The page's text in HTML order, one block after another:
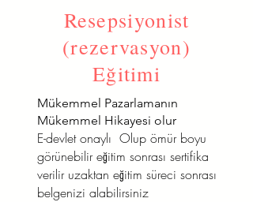
Resepsiyonist
(rezervasyon)
Eğitimi
Mükemmel Pazarlamanın
Mükemmel Hikayesi olur
E-devlet onaylı Olup ömür boyu
görünebilir eğitim sonrası sertifika
verilir uzaktan eğitim süreci sonrası
belgenizi alabilirsiniz